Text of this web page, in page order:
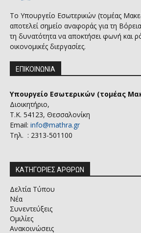
Το Υπουργείο Εσωτερικών (τομέας
αποτελεί σημείο αναφοράς για τη
τη δυνατότητα να αποκτήσει φωνή και
οικονομικές διεργασίες.
ΕΠΙΚΟΙΝΩΝΙΑ
Υπουργείο Εσωτερικών (τομέας
Διοικητήριο,
Τ.Κ. 54123, Θεσσαλονίκη
Email: info@mathra.gr
Τηλ. : 2313-501100
ΚΑΤΗΓΟΡΙΕΣ ΑΡΘΡΩΝ
Δελτία Τύπου
Νέα
Συνεντεύξεις
Ομιλίες
Ανακοινώσεις